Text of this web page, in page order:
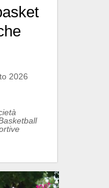
2026